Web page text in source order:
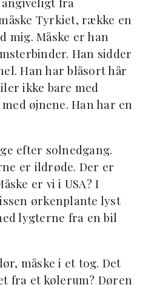
Tyrkiet, række en
mig. Måske er han
Han sidder
Han har blåsort hår
ikke bare med
øjnene. Han har en
efter solnedgang.
er ildrøde. Der er
er vi i USA? I
ørkenplante lyst
lygterne fra en bil
måske i et tog. Det
fra et kølerum? Døren